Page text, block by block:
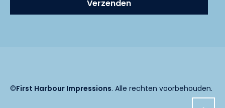
©First Harbour Impressions. Alle rechten voorbehouden.